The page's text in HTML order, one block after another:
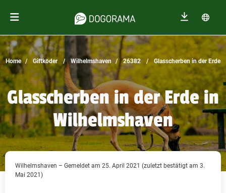
Home Giftköder Wilhelmshaven 26382 Glasscherben in der Erde
Glasscherben in der Erde in
Wilhelmshaven
Wilhelmshaven – Gemeldet am 25. April 2021 (zuletzt bestätigt am 3.
Mai 2021)